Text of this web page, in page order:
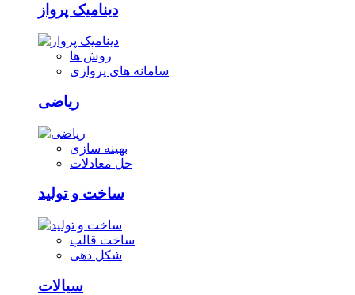
دینامیک پرواز
روش ها
سامانه های پروازی
ریاضی
بهینه سازی
حل معادلات
ساخت و تولید
ساخت قالب
شکل دهی
سیالات